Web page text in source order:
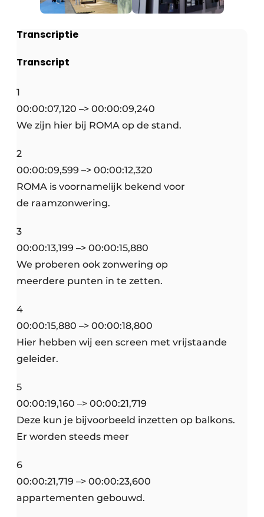
Transcriptie
Transcript
1
00:00:07,120 –> 00:00:09,240
We zijn hier bij ROMA op de stand.
2
00:00:09,599 –> 00:00:12,320
ROMA is voornamelijk bekend voor
de raamzonwering.
3
00:00:13,199 –> 00:00:15,880
We proberen ook zonwering op
meerdere punten in te zetten.
4
00:00:15,880 –> 00:00:18,800
Hier hebben wij een screen met vrijstaande
geleider.
5
00:00:19,160 –> 00:00:21,719
Deze kun je bijvoorbeeld inzetten op balkons.
Er worden steeds meer
6
00:00:21,719 –> 00:00:23,600
appartementen gebouwd.